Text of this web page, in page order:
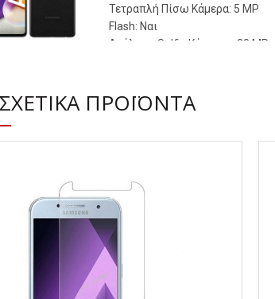
Τετραπλή Πίσω Κάμερα: 5 MP
Flash: Ναι
Ανάλυση Selfie Κάμερας: 32 MP
Βίντεο: 1080p 30fps, 4K 30fps
Δίκτυο Σύνδεσης: 4G
Γρήγορη Φόρτιση: Ναί (25W)
Ασύρματη Φόρτιση: Όχι
Διάρκεια Αναμονής: –
Διάρκεια Ομιλίας: –
Προστασία: –
Αισθητήρες: Accelerometer,
ΣΧΕΤΙΚΆ ΠΡΟΪΌΝΤΑ